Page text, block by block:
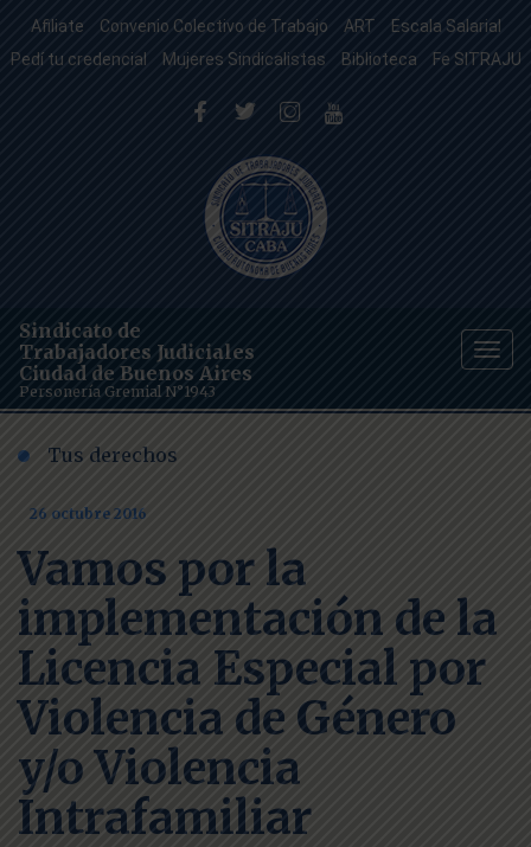
Afiliate Convenio Colectivo de Trabajo ART
Escala Salarial
Pedí tu credencial
Mujeres Sindicalistas Biblioteca Fe SITRAJU
Sindicato de
Trabajadores Judiciales
Ciudad de Buenos Aires
Personería Gremial N°1943
Tus derechos
26 octubre 2016
Vamos por la
implementación de la
Licencia Especial por
Violencia de Género
y/o Violencia
Intrafamiliar